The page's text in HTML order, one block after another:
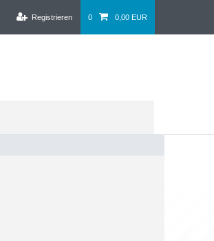
Registrieren 0 0,00 EUR